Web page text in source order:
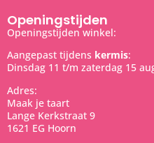
Openingstijden
Openingstijden winkel:
Aangepast tijdens kermis:
Dinsdag 11 t/m zaterdag 15
Adres:
Maak je taart
Lange Kerkstraat 9
1621 EG Hoorn